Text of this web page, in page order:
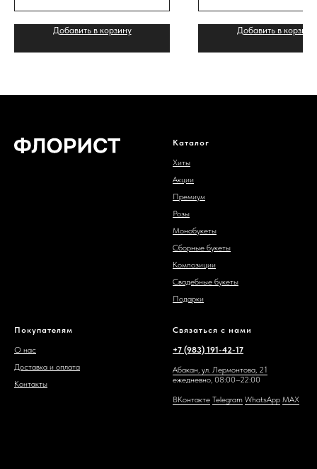
Добавить в корзину Добавить в корзину
Каталог
Хиты
Акции
Премиум
Розы
Монобукеты
Сборные букеты
Композиции
Свадебные букеты
Подарки
Покупателям
О нас
Доставка и оплата
Контакты
Связаться с нами
+7 (983) 191-42-17
Абакан, ул. Лермонтова, 21
ежедневно, 08:00–22:00
ВКонтакте Telegram WhatsApp MAX